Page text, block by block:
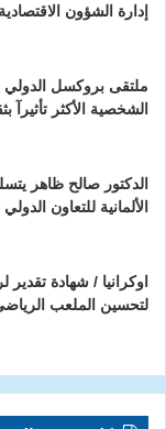
إدارة الشؤون
ملتقى بروكسل الدولي
الشخصية الأكثر تأثيرآ
الدكتور صالح ظاهر
الألمانية للتعاون
اوكرانيا / شهادة
لتحسين الملعب